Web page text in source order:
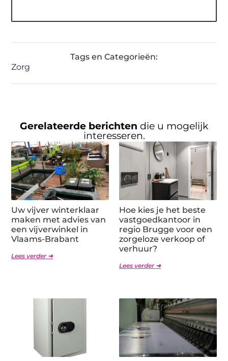
Tags en Categorieën:
Zorg
Gerelateerde berichten die u mogelijk
interesseren.
Uw vijver winterklaar
maken met advies van
een vijverwinkel in
Vlaams-Brabant
Lees verder ➜
Hoe kies je het beste
vastgoedkantoor in
regio Brugge voor een
zorgeloze verkoop of
verhuur?
Lees verder ➜